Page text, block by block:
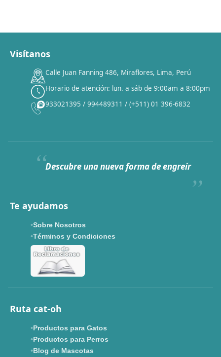
DÍAS HORAS MIN SEG
✕
Siempre fuimosraros.
Ver todas las promos 🐾
Visítanos
Calle Juan Fanning 486, Miraflores, Lima, Perú
Horario de atención: lun. a sáb de 9:00am a 8:00pm
933021395 / 994489311 / (+511) 01 396-6832
Descubre una nueva forma de engreír
Te ayudamos
Sobre Nosotros
Términos y Condiciones
Ruta cat-oh
Productos para Gatos
Productos para Perros
Blog de Mascotas